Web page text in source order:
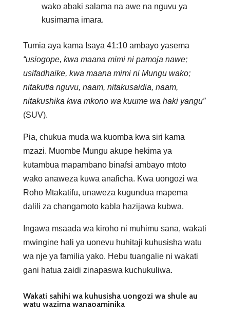
wako abaki salama na awe na nguvu ya
kusimama imara.
Tumia aya kama Isaya 41:10 ambayo yasema
“usiogope, kwa maana mimi ni pamoja nawe;
usifadhaike, kwa maana mimi ni Mungu wako;
nitakutia nguvu, naam, nitakusaidia, naam,
nitakushika kwa mkono wa kuume wa haki yangu”
(SUV).
Pia, chukua muda wa kuomba kwa siri kama
mzazi. Muombe Mungu akupe hekima ya
kutambua mapambano binafsi ambayo mtoto
wako anaweza kuwa anaficha. Kwa uongozi wa
Roho Mtakatifu, unaweza kugundua mapema
dalili za changamoto kabla hazijawa kubwa.
Ingawa msaada wa kiroho ni muhimu sana, wakati
mwingine hali ya uonevu huhitaji kuhusisha watu
wa nje ya familia yako. Hebu tuangalie ni wakati
gani hatua zaidi zinapaswa kuchukuliwa.
Wakati sahihi wa kuhusisha uongozi wa shule au
watu wazima wanaoaminika